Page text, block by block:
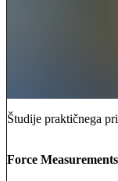
Študije praktičnega
Force